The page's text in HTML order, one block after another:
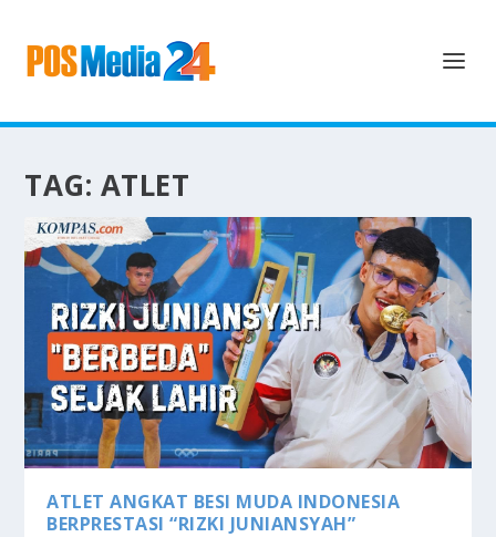
TAG: ATLET
ATLET ANGKAT BESI MUDA INDONESIA
BERPRESTASI “RIZKI JUNIANSYAH”